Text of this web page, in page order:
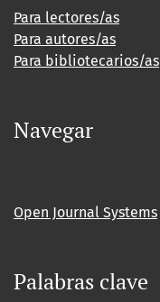
Para lectores/as
Para autores/as
Para bibliotecarios/as
Navegar
Open Journal Systems
Palabras clave